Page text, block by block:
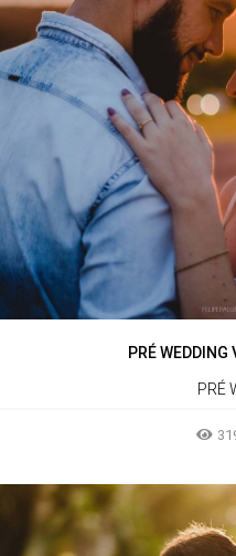
PRÉ WEDDING
PRÉ